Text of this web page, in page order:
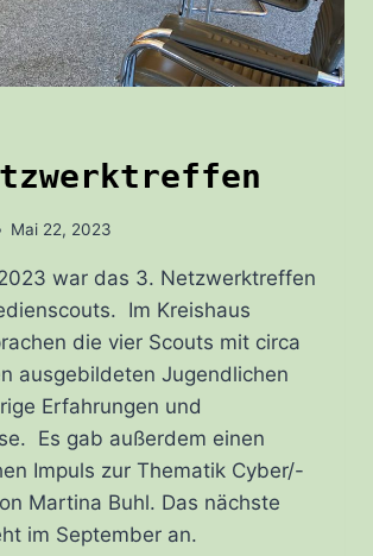
Mai 22, 2023
war das 3. Netzwerktreffen
Im Kreishaus
die vier Scouts mit circa
ausgebildeten Jugendlichen
Erfahrungen und
Es gab außerdem einen
Impuls zur Thematik Cyber/-
Martina Buhl. Das nächste
im September an.